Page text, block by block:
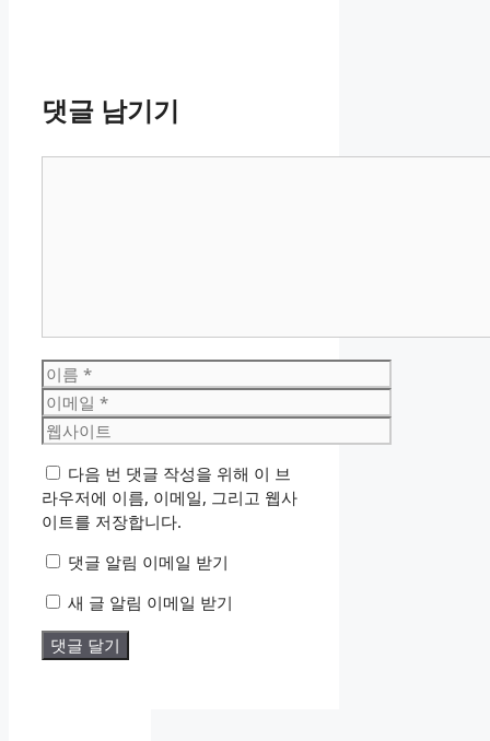
댓글 남기기
이
름
이
메
일
웹
사
이
트
다음 번 댓글 작성을 위해 이 브
라우저에 이름, 이메일, 그리고 웹사
이트를 저장합니다.
댓글 알림 이메일 받기
새 글 알림 이메일 받기